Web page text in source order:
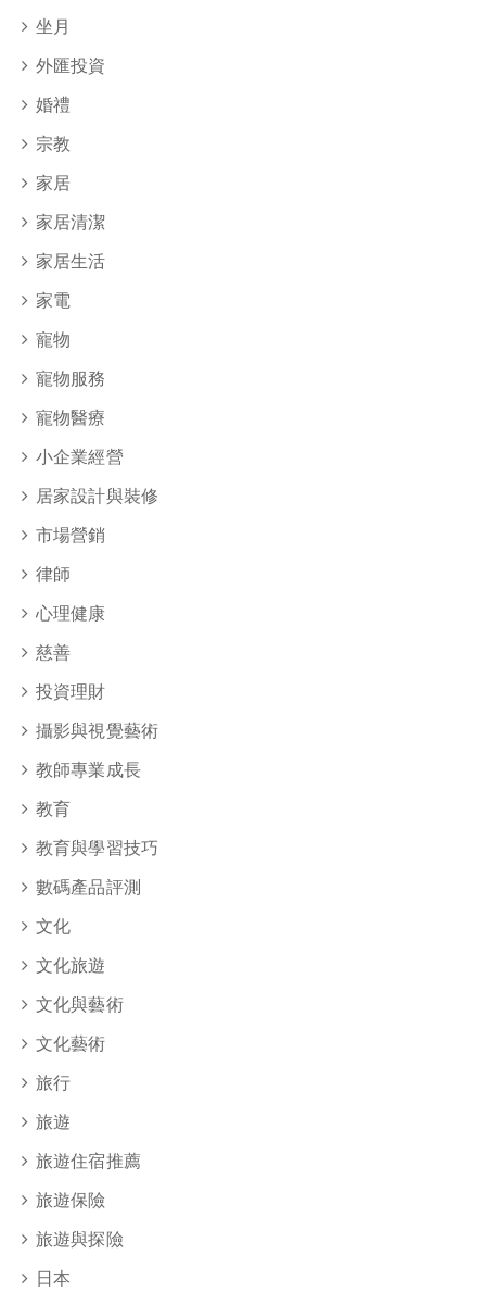
坐月
外匯投資
婚禮
宗教
家居
家居清潔
家居生活
家電
寵物
寵物服務
寵物醫療
小企業經營
居家設計與裝修
市場營銷
律師
心理健康
慈善
投資理財
攝影與視覺藝術
教師專業成長
教育
教育與學習技巧
數碼產品評測
文化
文化旅遊
文化與藝術
文化藝術
旅行
旅遊
旅遊住宿推薦
旅遊保險
旅遊與探險
日本